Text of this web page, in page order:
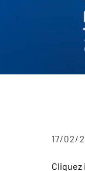
17/02/